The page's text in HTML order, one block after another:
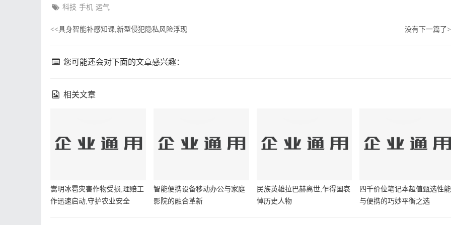
科技 手机 运气
<<具身智能补感知课,新型侵犯隐私风险浮现 没有下一篇了
您可能还会对下面的文章感兴趣：
相关文章
嵩明冰雹灾害作物受损,理赔工
作迅速启动,守护农业安全
智能便携设备移动办公与家庭
影院的融合革新
民族英雄拉巴赫离世,乍得国哀
悼历史人物
四千价位笔记本超值甄选性能
与便携的巧妙平衡之选